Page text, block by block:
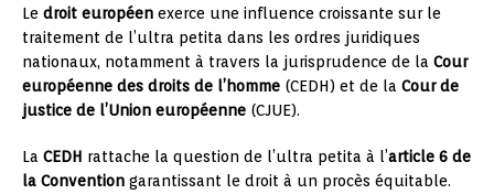
Le droit européen exerce une influence croissante sur le
traitement de l’ultra petita dans les ordres juridiques
nationaux, notamment à travers la jurisprudence de la Cour
européenne des droits de l’homme (CEDH) et de la Cour de
justice de l’Union européenne (CJUE).
La CEDH rattache la question de l’ultra petita à l’article 6 de
la Convention garantissant le droit à un procès équitable.